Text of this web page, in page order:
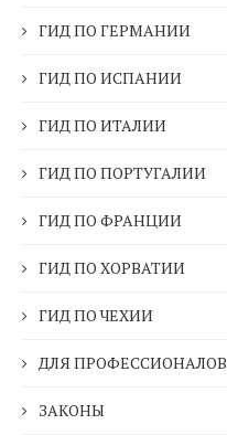
ГИД ПО ГЕРМАНИИ
ГИД ПО ИСПАНИИ
ГИД ПО ИТАЛИИ
ГИД ПО ПОРТУГАЛИИ
ГИД ПО ФРАНЦИИ
ГИД ПО ХОРВАТИИ
ГИД ПО ЧЕХИИ
ДЛЯ ПРОФЕССИОНАЛОВ
ЗАКОНЫ